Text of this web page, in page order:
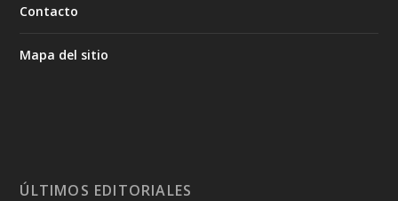
Contacto
Mapa del sitio
ÚLTIMOS EDITORIALES